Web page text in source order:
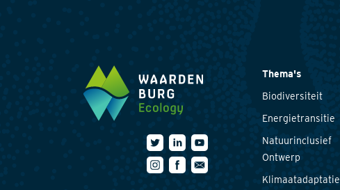
Thema's
Biodiversiteit
Energietransitie
Natuurinclusief
Ontwerp
Klimaatadaptatie